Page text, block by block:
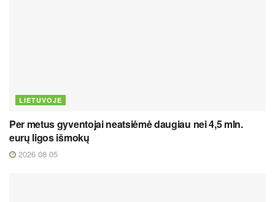
LIETUVOJE
Per metus gyventojai neatsiėmė daugiau nei 4,5 mln.
eurų ligos išmokų
2026 08 05